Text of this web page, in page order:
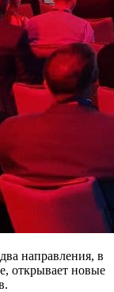
направления, в
открывает новые